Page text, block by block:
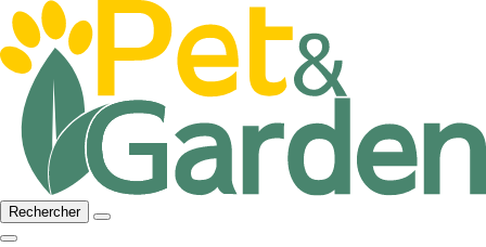
Rechercher